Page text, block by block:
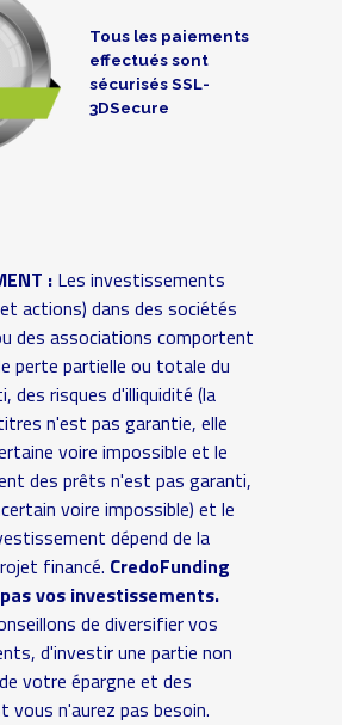
Tous les paiements
effectués sont
sécurisés SSL-
3DSecure
:Les investissements
actions) dans des sociétés
des associations comportent
perte partielle ou totale du
des risques d'illiquidité (la
n'est pas garantie, elle
voire impossible et le
des prêts n'est pas garanti,
voire impossible) et le
dépend de la
financé. CredoFunding
vos investissements.
de diversifier vos
d'investir une partie non
votre épargne et des
vous n'aurez pas besoin.